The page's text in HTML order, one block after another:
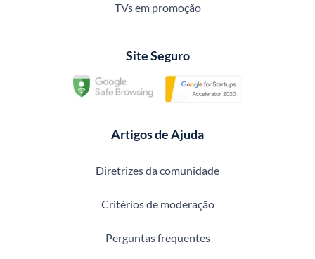
TVs em promoção
Site Seguro
Artigos de Ajuda
Diretrizes da comunidade
Critérios de moderação
Perguntas frequentes